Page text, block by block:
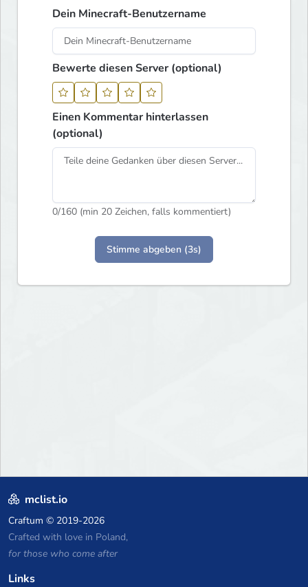
Dein Minecraft-Benutzername
Bewerte diesen Server (optional)
Einen Kommentar hinterlassen
(optional)
0/160 (min 20 Zeichen, falls kommentiert)
Stimme abgeben (3s)
mclist.io
Craftum © 2019-2026
Crafted with love in Poland,
for those who come after
Links